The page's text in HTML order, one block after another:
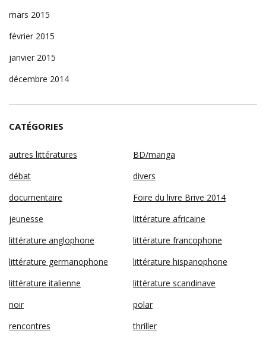
mars 2015
février 2015
janvier 2015
décembre 2014
CATÉGORIES
autres littératures
BD/manga
débat
divers
documentaire
Foire du livre Brive 2014
jeunesse
littérature africaine
littérature anglophone
littérature francophone
littérature germanophone
littérature hispanophone
littérature italienne
littérature scandinave
noir
polar
rencontres
thriller